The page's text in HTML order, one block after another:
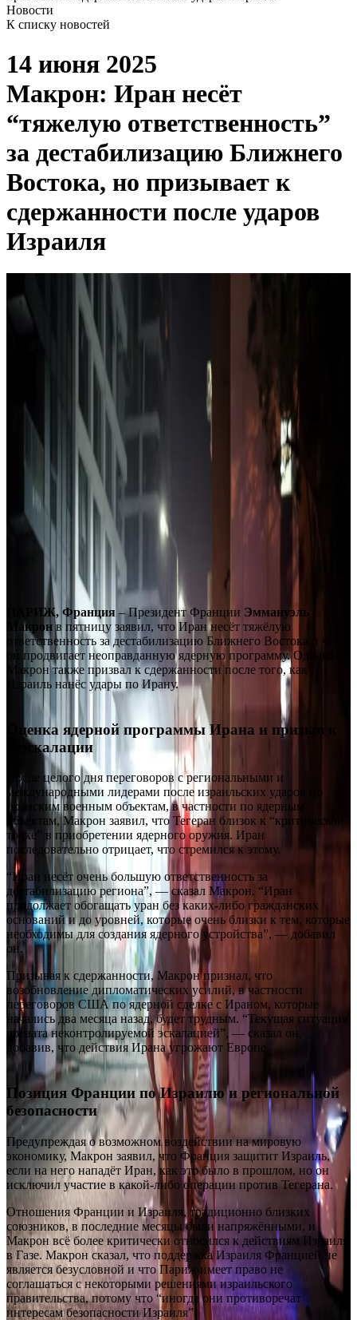
Новости
К списку новостей
14 июня 2025
Макрон: Иран несёт
“тяжелую ответственность”
за дестабилизацию Ближнего
Востока, но призывает к
сдержанности после ударов
Израиля
ПАРИЖ, Франция – Президент Франции Эммануэль
Макронв пятницу заявил, что Иран несёт тяжёлую
ответственность за дестабилизацию Ближнего Востока и что
он продвигает неоправданную ядерную программу. Однако
Макрон также призвал к сдержанности после того, как
Израиль нанёс удары по Ирану.
Оценка ядерной программы Ирана и призыв к
деэскалации
После целого дня переговоров с региональными и
международными лидерами после израильских ударов по
иранским военным объектам, в частности по ядерным
объектам, Макрон заявил, что Тегеран близок к “критической
точке” в приобретении ядерного оружия. Иран
последовательно отрицает, что стремился к этому.
“Иран несёт очень большую ответственность за
дестабилизацию региона”, — сказал Макрон. “Иран
продолжает обогащать уран без каких-либо гражданских
оснований и до уровней, которые очень близки к тем, которые
необходимы для создания ядерного устройства”, — добавил
он.
Призывая к сдержанности, Макрон признал, что
возобновление дипломатических усилий, в частности
переговоров США по ядерной сделке с Ираном, которые
начались два месяца назад, будет трудным. “Текущая ситуация
чревата неконтролируемой эскалацией”, — сказал он,
добавив, что действия Ирана угрожают Европе.
Позиция Франции по Израилю и региональной
безопасности
Предупреждая о возможном воздействии на мировую
экономику, Макрон заявил, что Франция защитит Израиль,
если на него нападёт Иран, как это было в прошлом, но он
исключил участие в какой-либо операции против Тегерана.
Отношения Франции и Израиля, традиционно близких
союзников, в последние месяцы были напряжёнными, и
Макрон всё более критически относился к действиям Израиля
в Газе. Макрон сказал, что поддержка Израиля Францией не
является безусловной и что Париж имеет право не
соглашаться с некоторыми решениями израильского
правительства, потому что “иногда они противоречат
интересам безопасности Израиля”.